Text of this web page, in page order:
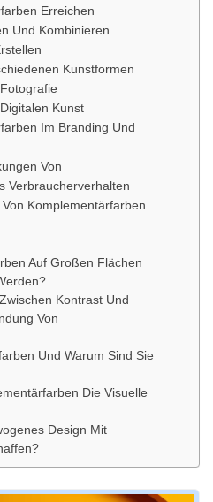
Erreichen
Und Kombinieren
Kunstformen
Kunst
Im Branding Und
Von
Verbraucherverhalten
Komplementärfarben
Auf Großen Flächen
Kontrast Und
Von
Und Warum Sind Sie
Die Visuelle
Design Mit